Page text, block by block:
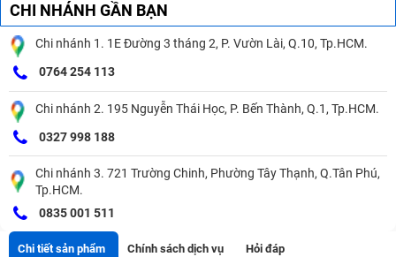
CHI NHÁNH GẦN BẠN
Chi nhánh 1. 1E Đường 3 tháng 2, P. Vườn Lài, Q.10, Tp.HCM.
0764 254 113
Chi nhánh 2. 195 Nguyễn Thái Học, P. Bến Thành, Q.1, Tp.HCM.
0327 998 188
Chi nhánh 3. 721 Trường Chinh, Phường Tây Thạnh, Q.Tân Phú,
Tp.HCM.
0835 001 511
Chi tiết sản phẩm Chính sách dịch vụ Hỏi đáp